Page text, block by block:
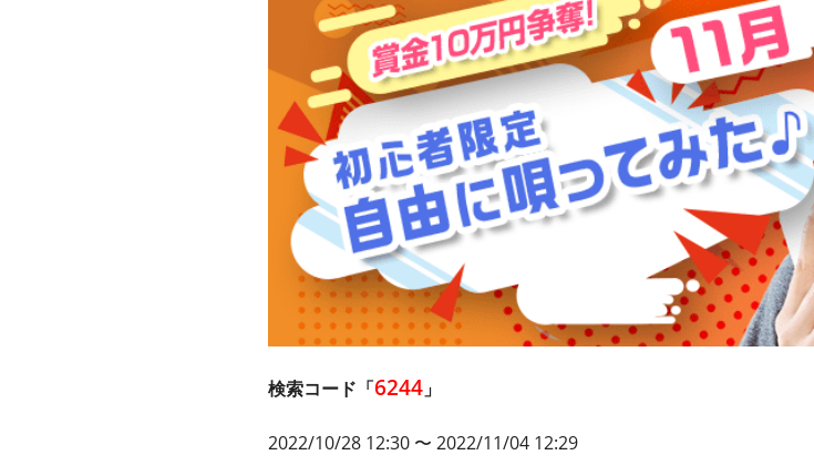
検索コード「6244 」
2022/10/28 12:30 〜 2022/11/04 12:29